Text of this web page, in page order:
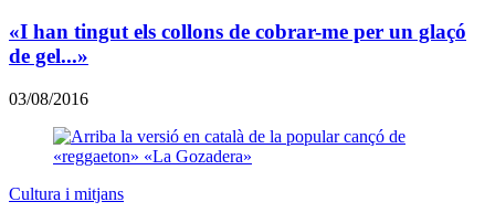
«I han tingut els collons de cobrar-me per un glaçó
de gel...»
03/08/2016
Cultura i mitjans